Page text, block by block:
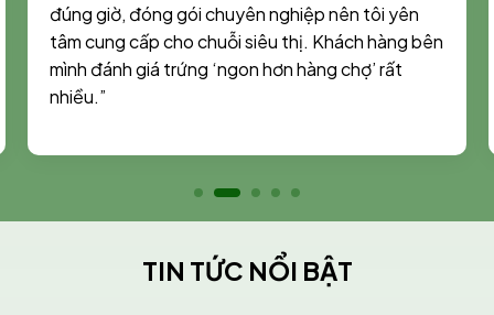
đúng giờ, đóng gói chuyên nghiệp nên tôi yên
tâm cung cấp cho chuỗi siêu thị. Khách hàng bên
mình đánh giá trứng ‘ngon hơn hàng chợ’ rất
nhiều.”
TIN TỨC NỔI BẬT